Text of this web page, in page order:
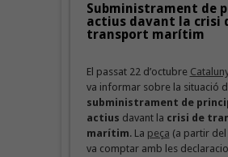
Subministrament de
actius davant la crisi
transport marítim
El passat 22 d’octubre
va informar sobre la situació
subministrament de
actius davant la crisi de
marítim. La peça (a partir del
va comptar amb les